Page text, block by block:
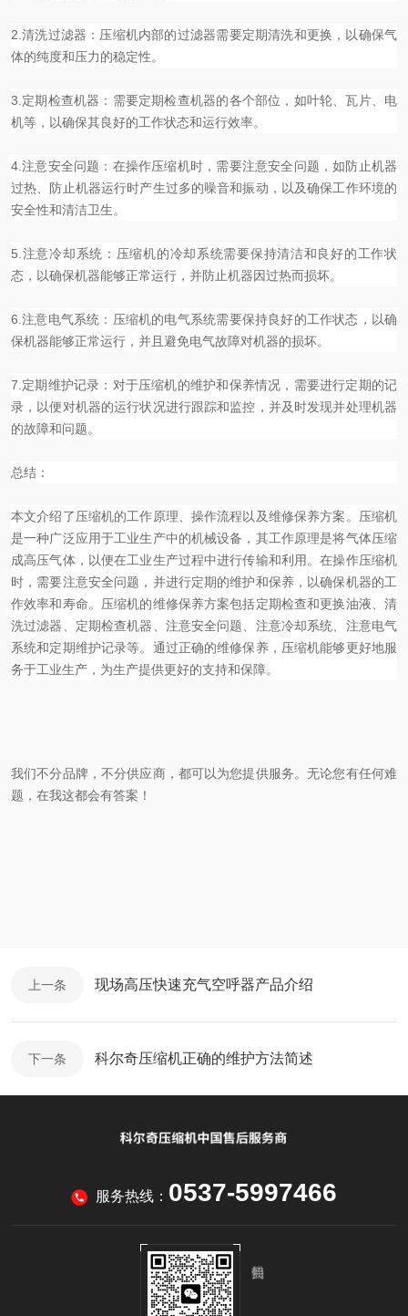
2.清洗过滤器：压缩机内部的过滤器需要定期清洗和更换，以确保气
体的纯度和压力的稳定性。
3.定期检查机器：需要定期检查机器的各个部位，如叶轮、瓦片、电
机等，以确保其良好的工作状态和运行效率。
4.注意安全问题：在操作压缩机时，需要注意安全问题，如防止机器
过热、防止机器运行时产生过多的噪音和振动 ，以及确保工作环境的
安全性和清洁卫生。
5.注意冷却系统：压缩机的冷却系统需要保持清洁和良好的工作状
态，以确保机器能够正常运行，并防止机器因过热而损坏。
6.注意电气系统：压缩机的电气系统需要保持良好的工作状态，以确
保机器能够正常运行，并且避免电气故障对机器的损坏。
7.定期维护记录：对于压缩机的维护和保养情况，需要进行定期的记
录，以便对机器的运行状况进行跟踪和监控，并及时发现并处理机器
的故障和问题。
总结：
本文介绍了压缩机的工作原理、操作流程以及维修保养方案。压缩机
是一种广泛应用于工业生产中的机械设备，其工作原理是将气体压缩
成高压气体，以便在工业生产过程中进行传输和利用。在操作压缩机
时，需要注意安全问题，并进行定期的维护和保养，以确保机器的工
作效率和寿命。压缩机的维修保养方案包括定期检查和更换油液、清
洗过滤器、定期检查机器、注意安全问题、注意冷却系统、注意电气
系统和定期维护记录等。通过正确的维修保养，压缩机能够更好地服
务于工业生产，为生产提供更好的支持和保障。
我们不分品牌，不分供应商，都可以为您提供服务。无论您有任何难
题，在我这都会有答案！
上一条 现场高压快速充气空呼器产品介绍
下一条 科尔奇压缩机正确的维护方法简述
服务热线： 0537-5997466